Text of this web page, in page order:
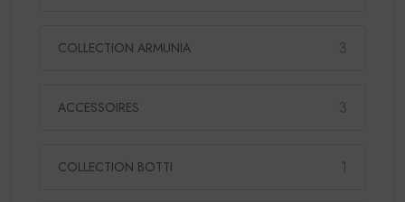
COLLECTION ARMUNIA 3
ACCESSOIRES 3
COLLECTION BOTTI 1